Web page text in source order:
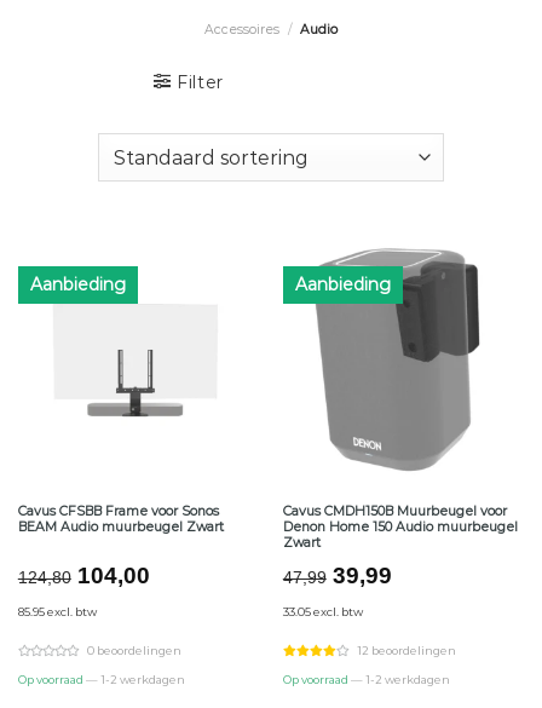
Accessoires / Audio
Filter
Aanbieding
Cavus CFSBB Frame voor Sonos
BEAM Audio muurbeugel Zwart
124,80 Oorspronkelijke
was:
€124,80.
104,00Huidige
€104,00.
85.95 excl. btw
0 beoordelingen
Op voorraad — 1-2 werkdagen
Aanbieding
Cavus CMDH150B Muurbeugel voor
Denon Home 150 Audio muurbeugel
Zwart
47,99 Oorspronkelijke
was:
€47,99.
39,99Huidige
€39,99.
33.05 excl. btw
12 beoordelingen
Op voorraad — 1-2 werkdagen